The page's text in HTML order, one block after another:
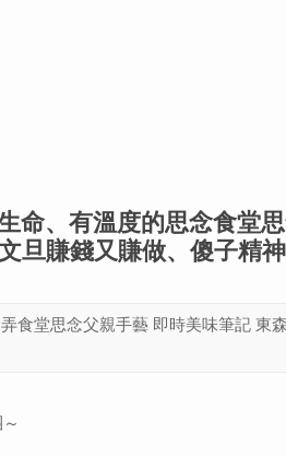
、有溫度的思念食堂思
旦賺錢又賺做、傻子精
食堂思念父親手藝 即時美味筆記 東